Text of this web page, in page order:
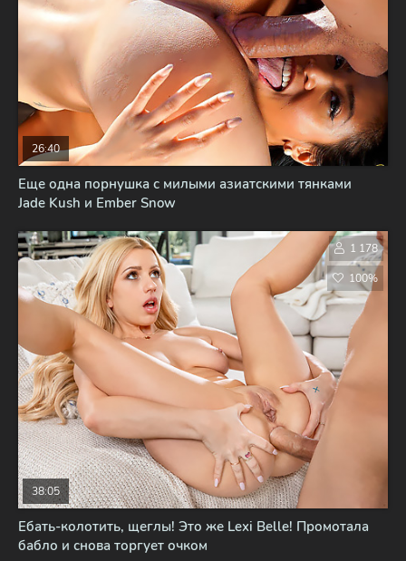
Еще одна порнушка с милыми азиатскими тянками
Jade Kush и Ember Snow
26:40
Ебать-колотить, щеглы! Это же Lexi Belle! Промотала
бабло и снова торгует очком
38:05
1 178
100%